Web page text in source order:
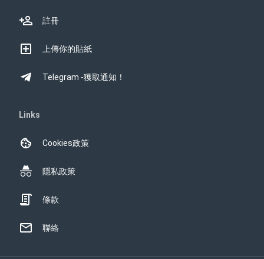
註冊
上傳你的貼紙
Telegram -獲取通知！
Links
Cookies政策
隱私政策
條款
聯絡